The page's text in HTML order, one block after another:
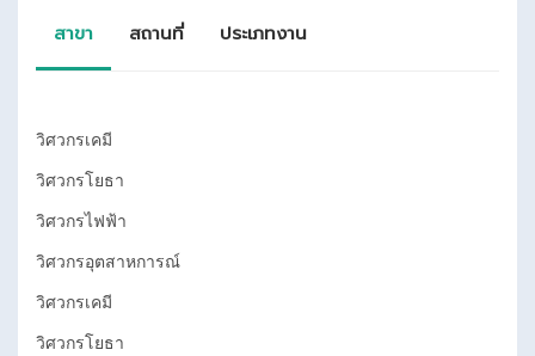
สาขา สถานที่ ประเภทงาน
วิศวกรเคมี
วิศวกรโยธา
วิศวกรไฟฟ้า
วิศวกรอุตสาหการณ์
วิศวกรเคมี
วิศวกรโยธา
กรุงเทพมหานคร
ระยอง
ปทุมธานี
อยุธยา
นครนายก
วิศวกรเคมี
วิศวกรโยธา
วิศวกรไฟฟ้า
วิศวกรอุตสาหการณ์
วิศวกรเคมี